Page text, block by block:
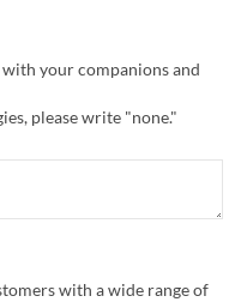
with your companions and
please write "none."
with a wide range of